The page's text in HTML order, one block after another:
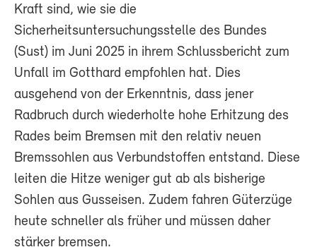
Kraft sind, wie sie die
Sicherheitsuntersuchungsstelle des Bundes
(Sust) im Juni 2025 in ihrem Schlussbericht zum
Unfall im Gotthard empfohlen hat. Dies
ausgehend von der Erkenntnis, dass jener
Radbruch durch wiederholte hohe Erhitzung des
Rades beim Bremsen mit den relativ neuen
Bremssohlen aus Verbundstoffen entstand. Diese
leiten die Hitze weniger gut ab als bisherige
Sohlen aus Gusseisen. Zudem fahren Güterzüge
heute schneller als früher und müssen daher
stärker bremsen.